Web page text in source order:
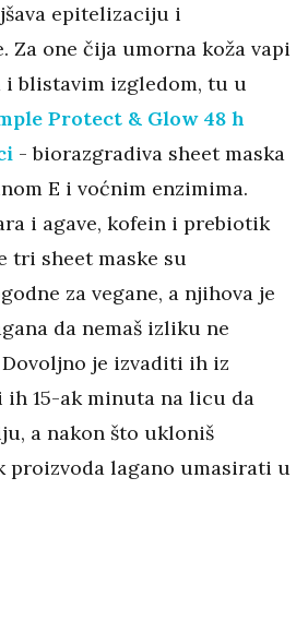
epitelizaciju i
Za one čija umorna koža vapi
i blistavim izgledom, tu u
Protect & Glow 48 h
- biorazgradiva sheet maska
E i voćnim enzimima.
i agave, kofein i prebiotik
tri sheet maske su
za vegane, a njihova je
da nemaš izliku ne
je izvaditi ih iz
15-ak minuta na licu da
a nakon što ukloniš
proizvoda lagano umasirati u